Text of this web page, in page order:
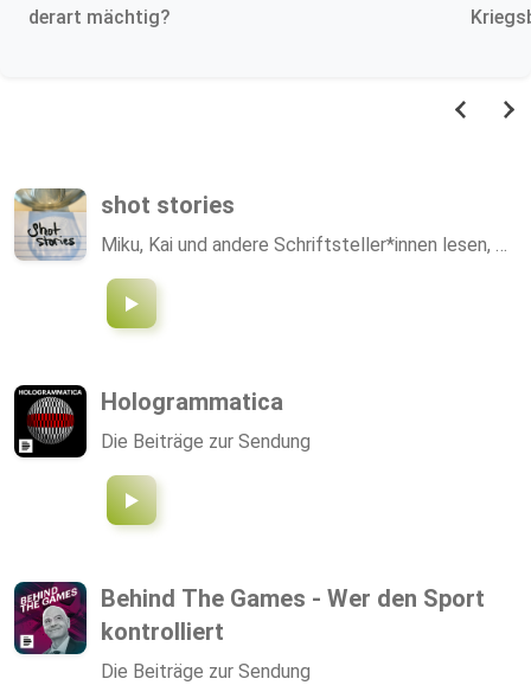
shot stories
Miku, Kai und andere Schriftsteller*innen lesen, …
Hologrammatica
Die Beiträge zur Sendung
Behind The Games - Wer den Sport
kontrolliert
Die Beiträge zur Sendung
derart mächtig?